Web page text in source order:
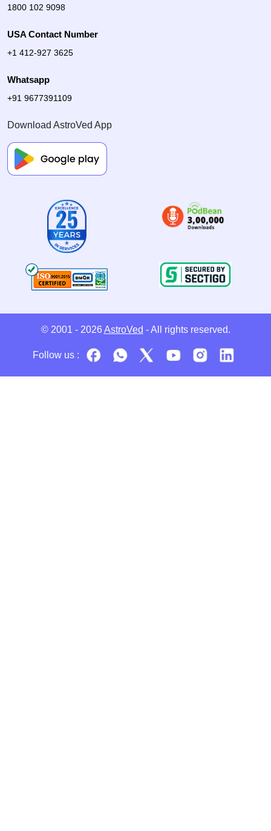
1800 102 9098
USA Contact Number
+1 412-927 3625
Whatsapp
+91 9677391109
Download AstroVed App
© 2001 - 2026 AstroVed - All rights reserved.
Follow us :